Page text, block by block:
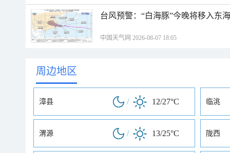
台风预警：“白海豚”今晚将移入东
中国天气网 2026-08-07 18:05
周边地区
漳县 / 12/27°C 临洮
渭源 / 13/25°C 陇西